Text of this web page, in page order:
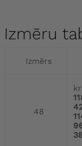
Izmēru
Izmērs
48